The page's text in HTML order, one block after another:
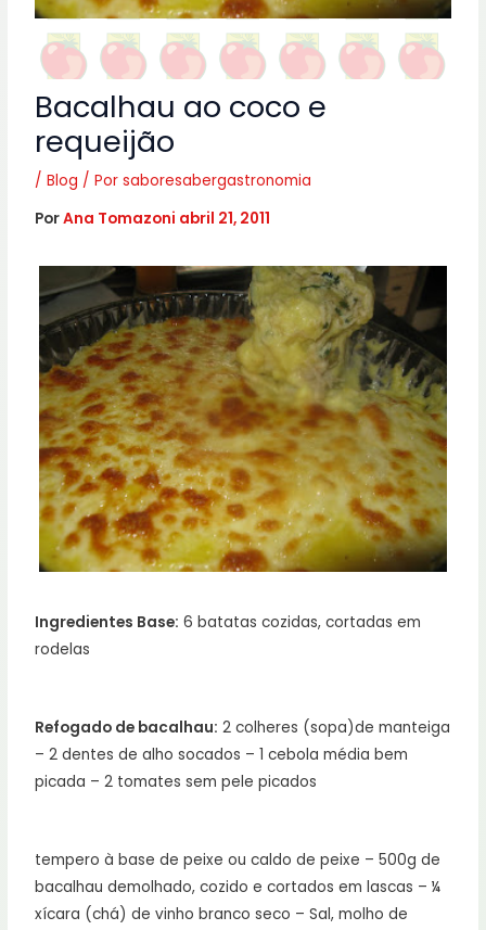
Bacalhau ao coco e
requeijão
/Blog / Porsaboresabergastronomia
PorAna Tomazoni abril 21, 2011
Ingredientes Base: 6 batatas cozidas, cortadas em
rodelas
Refogado de bacalhau: 2 colheres (sopa)de manteiga
– 2 dentes de alho socados – 1 cebola média bem
picada – 2 tomates sem pele picados
tempero à base de peixe ou caldo de peixe – 500g de
bacalhau demolhado, cozido e cortados em lascas – ¼
xícara (chá) de vinho branco seco – Sal, molho de